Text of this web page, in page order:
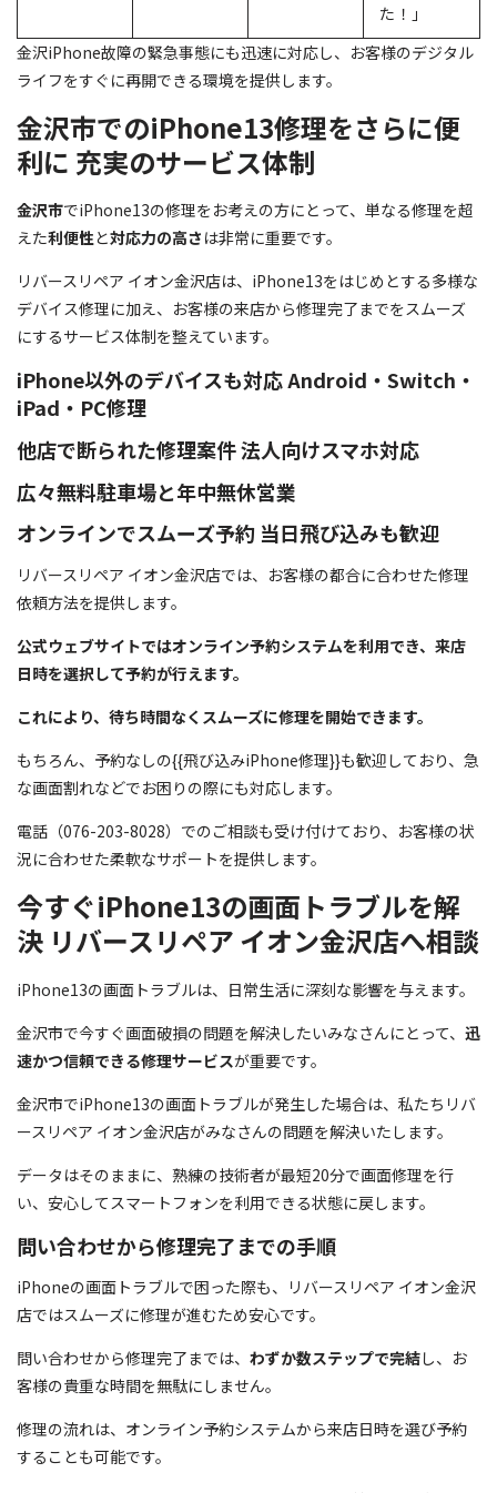
た！」
金沢iPhone故障の緊急事態にも迅速に対応し、お客様のデジタル
ライフをすぐに再開できる環境を提供します。
金沢市でのiPhone13修理をさらに便
利に 充実のサービス体制
金沢市でiPhone13の修理をお考えの方にとって、単なる修理を超
えた利便性と対応力の高さ は非常に重要です。
リバースリペア イオン金沢店は、iPhone13をはじめとする多様な
デバイス修理に加え、お客様の来店から修理完了までをスムーズ
にするサービス体制を整えています。
iPhone以外のデバイスも対応 Android・Switch・
iPad・PC修理
他店で断られた修理案件 法人向けスマホ対応
広々無料駐車場と年中無休営業
オンラインでスムーズ予約 当日飛び込みも歓迎
リバースリペア イオン金沢店では、お客様の都合に合わせた修理
依頼方法を提供します。
公式ウェブサイトではオンライン予約システムを利用でき、来店
日時を選択して予約が行えます。
これにより、待ち時間なくスムーズに修理を開始できます。
もちろん、予約なしの{{飛び込みiPhone修理}}も歓迎しており、急
な画面割れなどでお困りの際にも対応します。
電話（076-203-8028）でのご相談も受け付けており、お客様の状
況に合わせた柔軟なサポートを提供します。
今すぐiPhone13の画面トラブルを解
決 リバースリペア イオン金沢店へ相談
iPhone13の画面トラブルは、日常生活に深刻な影響を与えます。
金沢市で今すぐ画面破損の問題を解決したいみなさんにとって、 迅
速かつ信頼できる修理サービスが重要です。
金沢市でiPhone13の画面トラブルが発生した場合は、私たちリバ
ースリペア イオン金沢店がみなさんの問題を解決いたします。
データはそのままに、熟練の技術者が最短20分で画面修理を行
い、安心してスマートフォンを利用できる状態に戻します。
問い合わせから修理完了までの手順
iPhoneの画面トラブルで困った際も、リバースリペア イオン金沢
店ではスムーズに修理が進むため安心です。
問い合わせから修理完了までは、 わずか数ステップで完結し、お
客様の貴重な時間を無駄にしません。
修理の流れは、オンライン予約システムから来店日時を選び予約
することも可能です。